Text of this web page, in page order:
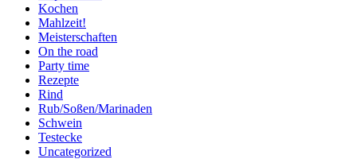
Kochen
Mahlzeit!
Meisterschaften
On the road
Party time
Rezepte
Rind
Rub/Soßen/Marinaden
Schwein
Testecke
Uncategorized